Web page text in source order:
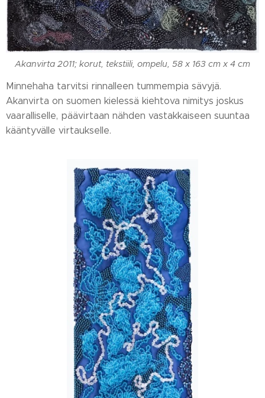
Akanvirta 2011; korut, tekstiili, ompelu, 58 x 163 cm x 4 cm
Minnehaha tarvitsi rinnalleen tummempia sävyjä.
Akanvirta on suomen kielessä kiehtova nimitys joskus
vaaralliselle, päävirtaan nähden vastakkaiseen suuntaa
kääntyvälle virtaukselle.